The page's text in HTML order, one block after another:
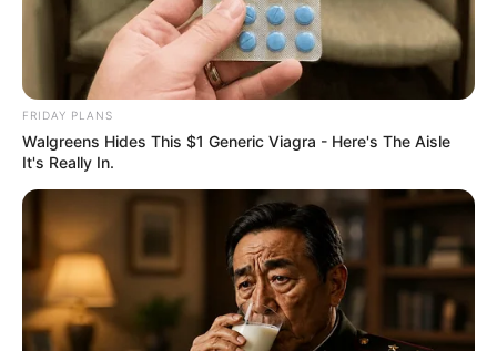
Hidden Sins: 15 Bible Prohibited Acts We All
Commit!
BRAINBERRIES
เรื่องอื่นๆ ที่น่าสนใจ
FRIDAY PLANS
Walgreens Hides This $1 Generic Viagra - Here's The Aisle
It's Really In.